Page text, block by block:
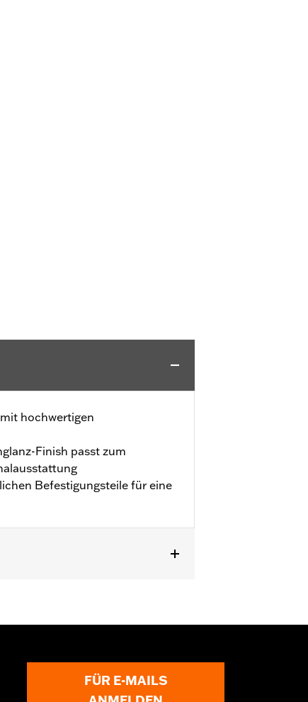
hochwertigen
Finish passt zum
Befestigungsteile für eine
FÜR E-MAILS